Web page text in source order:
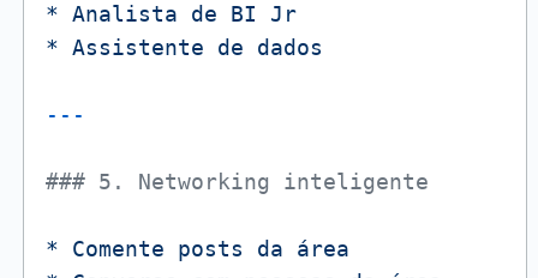
* Analista de BI
Jr
* Assistente de dados
### 5. Networking inteligente
* Comente posts da
área